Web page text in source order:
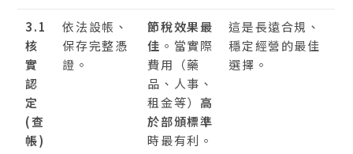
3.1
核
實
認
定
(查
帳)
依法設帳、
保存完整憑
證。
節稅效果最
佳 。當實際
費用（藥
品、人事、
租金等） 高
於部頒標準
時最有利。
這是長遠合規、
穩定經營的最佳
選擇。